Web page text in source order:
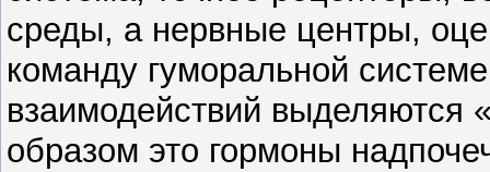
среды, а нервные центры,
команду гуморальной
взаимодействий выделяются
образом это гормоны